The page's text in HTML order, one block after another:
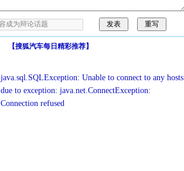
【搜狐汽车每日精彩推荐】
java.sql.SQLException: Unable to connect to any hosts
due to exception: java.net.ConnectException:
Connection refused